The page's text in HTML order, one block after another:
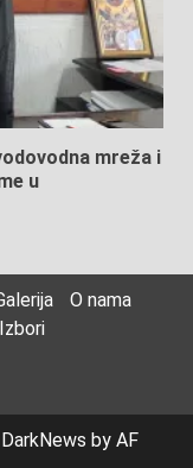
mreža i
u
O nama
Izbori
DarkNews by AF